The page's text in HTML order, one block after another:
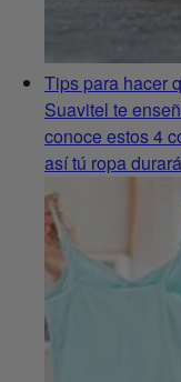
Tips para hacer
Suavitel te
conoce estos 4
así tú ropa